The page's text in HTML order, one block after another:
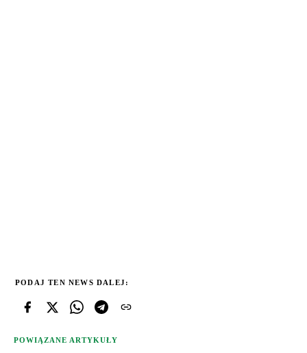
PODAJ TEN NEWS DALEJ:
POWIĄZANE ARTYKUŁY